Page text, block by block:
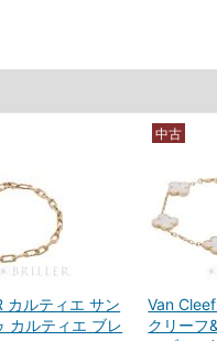
カルティエ サン
カルティエ ブレ
中古
Van
クリーフ